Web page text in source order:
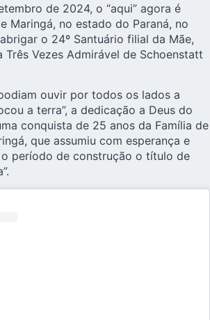
de 2024, o “aqui” agora é
Maringá, no estado do Paraná, no
o 24º Santuário filial da Mãe,
Três Vezes Admirável de Schoenstatt
ouvir por todos os lados a
a terra”, a dedicação a Deus do
conquista de 25 anos da Família de
que assumiu com esperança e
período de construção o título de